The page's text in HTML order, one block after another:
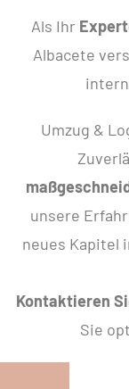
Als Ihr
Albacete
Umzug &
unsere
neues Kapitel
Kontaktieren
Sie